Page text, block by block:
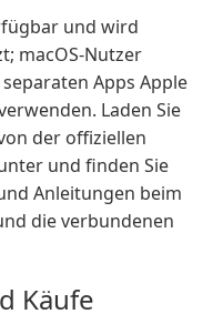
und wird
macOS-Nutzer
Apps Apple
Laden Sie
der offiziellen
und finden Sie
Anleitungen beim
die verbundenen
Käufe